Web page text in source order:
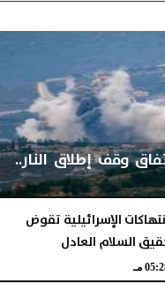
وقف إطلاق النار..
الإسرائيلية تقوض
السلام العادل
مـ